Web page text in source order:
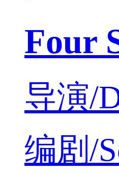
Four
导演/
编剧/